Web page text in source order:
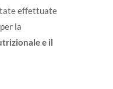
effettuate
la
e il